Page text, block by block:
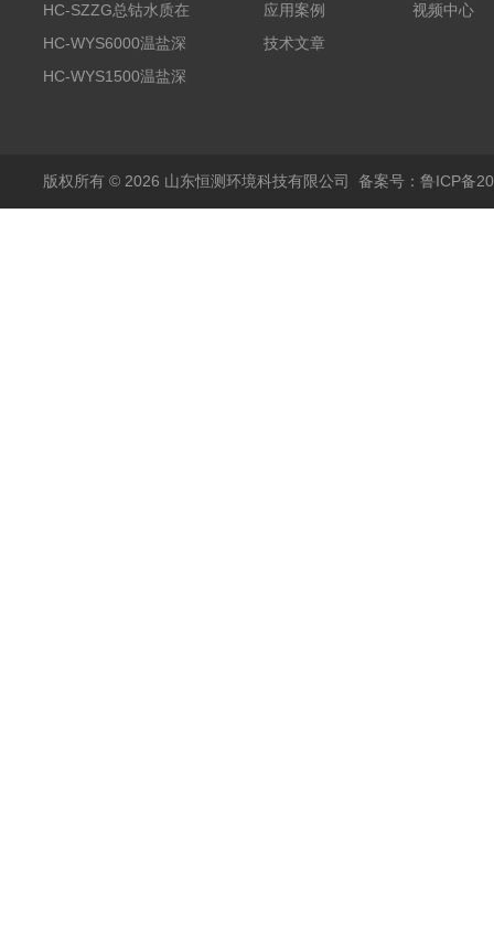
分析仪
HC-SZZG总钴水质在
线分析仪
HC-WYS6000温盐深
分析仪
HC-WYS1500温盐深
应用案例
技术文章
视频中心
版权所有 © 2026 山东恒测环境科技有限公司 备案号：鲁ICP备